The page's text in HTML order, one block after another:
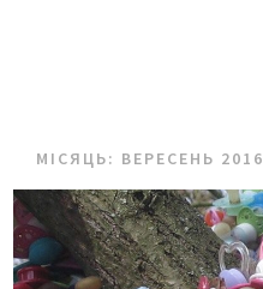
МІСЯЦЬ: ВЕРЕСЕНЬ 2016